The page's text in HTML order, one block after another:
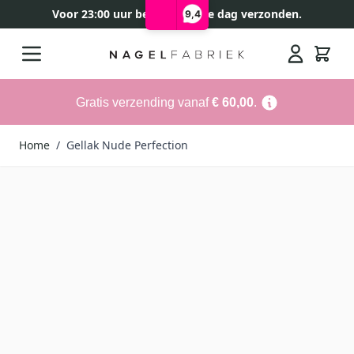
9,4
Voor 23:00 uur besteld, zelfde dag verzonden.
Gratis verzending vanaf€ 60,00.
Home / Gellak Nude Perfection